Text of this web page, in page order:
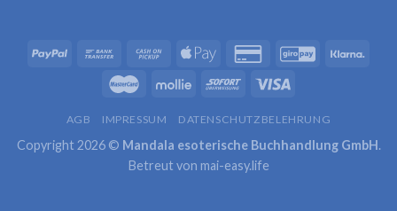
AGB IMPRESSUM DATENSCHUTZBELEHRUNG
Copyright 2026 © Mandala esoterische Buchhandlung GmbH.
Betreut von mai-easy.life